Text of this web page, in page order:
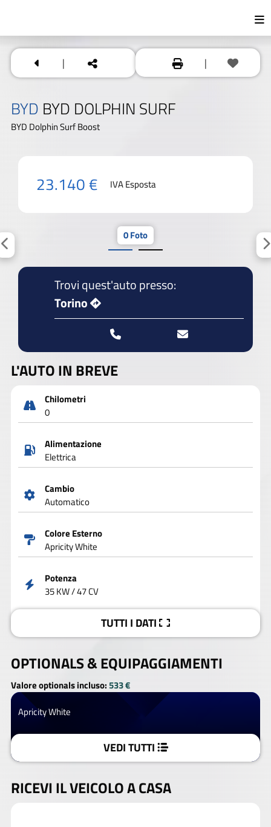
| |
BYD BYD DOLPHIN SURF
BYD Dolphin Surf Boost
23.140 € IVA Esposta
0 Foto
Trovi quest'auto presso:
Torino
L'AUTO IN BREVE
Chilometri
0
Alimentazione
Elettrica
Cambio
Automatico
Colore Esterno
Apricity White
Potenza
35 KW / 47 CV
TUTTI I DATI
OPTIONALS &EQUIPAGGIAMENTI
Valore optionals incluso:533 €
Apricity White
VEDI TUTTI
RICEVI IL VEICOLO A CASA